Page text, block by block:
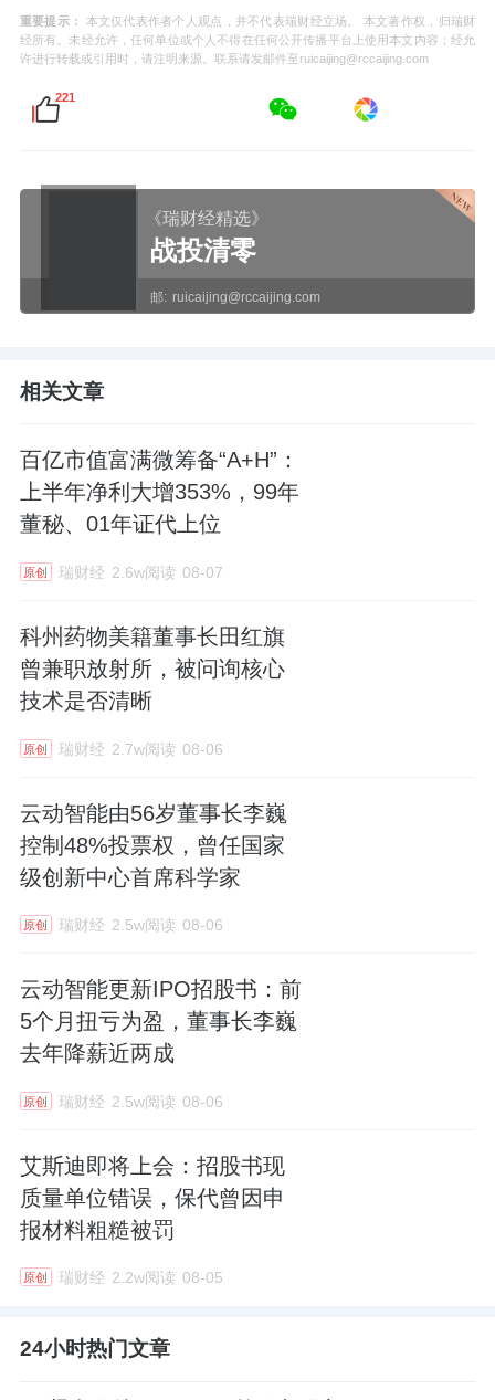
重要提示：
本文仅代表作者个人观点，并不代表瑞财经立场。 本文著作权，归瑞财
经所有。未经允许，任何单位或个人不得在任何公开传播平台上使用本文内容；经允
许进行转载或引用时，请注明来源。联系请发邮件至ruicaijing@rccaijing.com
221
《瑞财经精选》
战投清零
邮: ruicaijing@rccaijing.com
相关文章
百亿市值富满微筹备“A+H”：
上半年净利大增353%，99年
董秘、01年证代上位
原创 瑞财经 2.6w阅读 08-07
科州药物美籍董事长田红旗
曾兼职放射所，被问询核心
技术是否清晰
原创 瑞财经 2.7w阅读 08-06
云动智能由56岁董事长李巍
控制48%投票权，曾任国家
级创新中心首席科学家
原创 瑞财经 2.5w阅读 08-06
云动智能更新IPO招股书：前
5个月扭亏为盈，董事长李巍
去年降薪近两成
原创 瑞财经 2.5w阅读 08-06
艾斯迪即将上会：招股书现
质量单位错误，保代曾因申
报材料粗糙被罚
原创 瑞财经 2.2w阅读 08-05
24小时热门文章